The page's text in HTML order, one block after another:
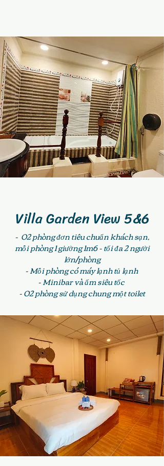
Villa Garden View 5&6
- 02 phòng đơn tiêu chuẩn khách sạn,
mỗi phòng 1 giường 1m6 - tối đa 2 người
lớn/phòng
- Mỗi phòng có máy lạnh tủ lạnh
- Minibar và ấm siêu tốc
- 02 phòng sử dụng chung một toilet